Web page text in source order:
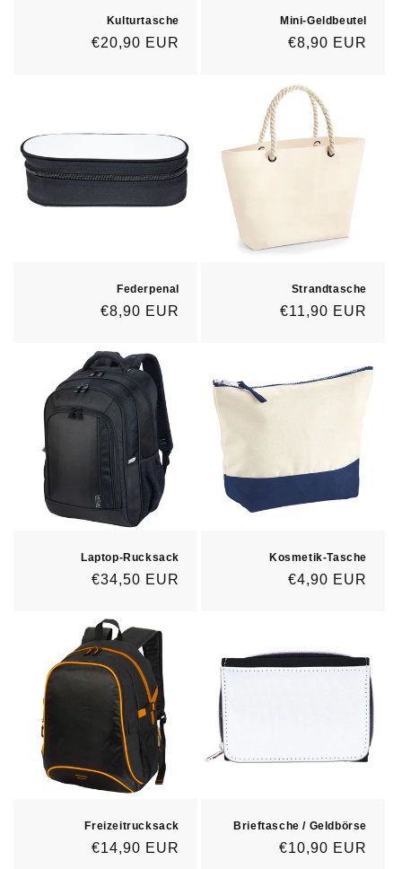
Kulturtasche
Normaler
€20,90 EUR
Mini-Geldbeutel
Normaler
€8,90 EUR
Federpenal
Normaler
€8,90 EUR
Strandtasche
Normaler
€11,90 EUR
Laptop-Rucksack
Normaler
€34,50 EUR
Kosmetik-Tasche
Normaler
€4,90 EUR
Freizeitrucksack
Normaler
€14,90 EUR
Brieftasche / Geldbörse
Normaler
€10,90 EUR